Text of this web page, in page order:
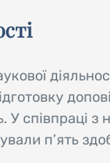
У співпраці
п’ять